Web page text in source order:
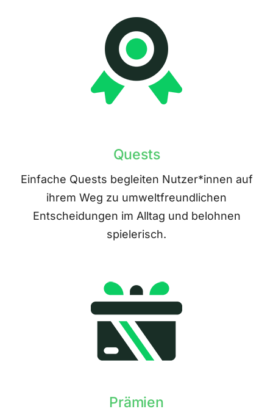
Quests
Einfache Quests begleiten Nutzer*innen auf
ihrem Weg zu umweltfreundlichen
Entscheidungen im Alltag und belohnen
spielerisch.
Prämien